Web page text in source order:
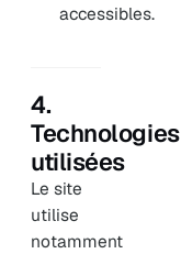
accessibles.
4.
Technologies
utilisées
Le site
utilise
notamment